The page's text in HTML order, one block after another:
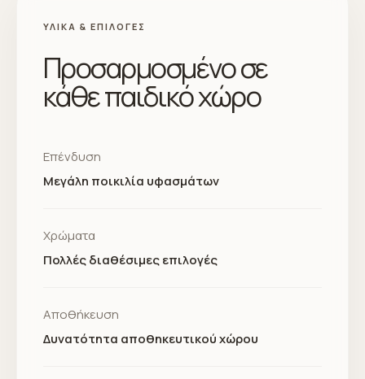
ΥΛΙΚΆ & ΕΠΙΛΟΓΈΣ
Προσαρμοσμένο σε
κάθε παιδικό χώρο
Επένδυση
Μεγάλη ποικιλία υφασμάτων
Χρώματα
Πολλές διαθέσιμες επιλογές
Αποθήκευση
Δυνατότητα αποθηκευτικού χώρου